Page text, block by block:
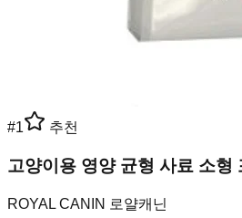
#1 추천
고양이용 영양 균형 사료 소형
ROYAL CANIN 로얄캐닌